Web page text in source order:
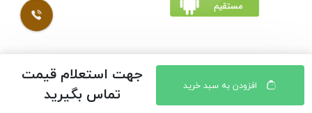
افزودن به سبد خرید
جهت استعلام قیمت
تماس بگیرید
© کلیه حقوق مادی و معنوی محتویات سایت فروشگاه اینترنتی
موسوی محفوظ است |
طراحی شده توسط ایلیاسیستم